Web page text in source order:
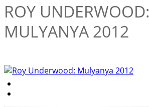
ROY UNDERWOOD:
MULYANYA 2012